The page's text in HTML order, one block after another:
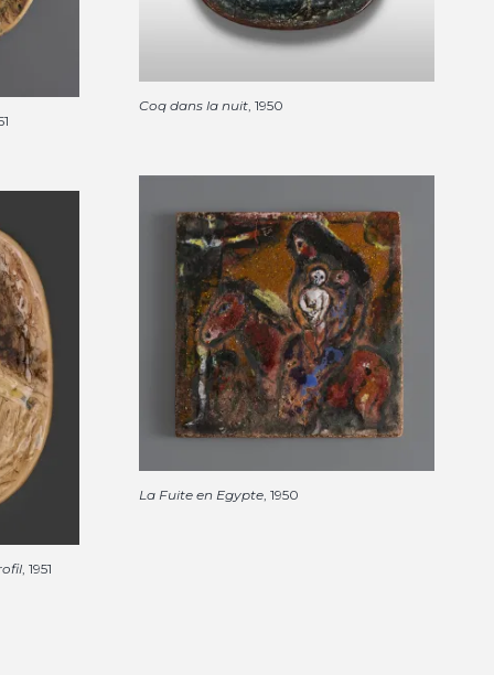
Coq dans la nuit, 1950
, 1951
La Fuite en Egypte, 1950